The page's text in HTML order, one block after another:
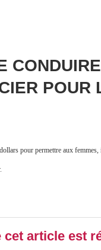
POUR
pour permettre aux
cet article est